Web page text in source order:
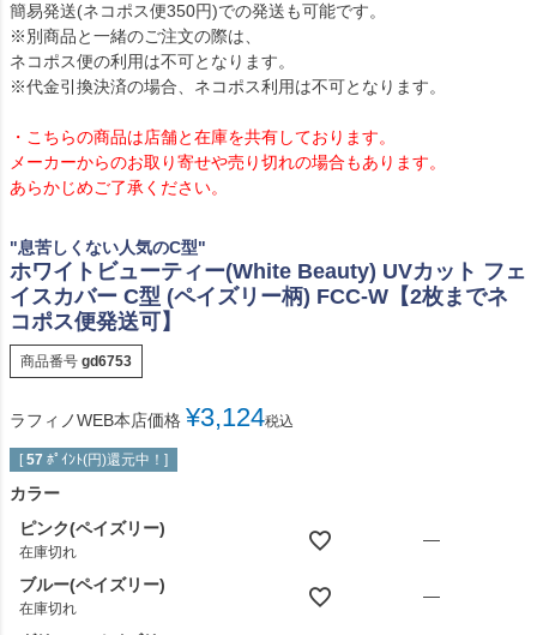
簡易発送(ネコポス便350円)での発送も可能です。
※別商品と一緒のご注文の際は、
ネコポス便の利用は不可となります。
※代金引換決済の場合、ネコポス利用は不可となります。
・こちらの商品は店舗と在庫を共有しております。
メーカーからのお取り寄せや売り切れの場合もあります。
あらかじめご了承ください。
"息苦しくない人気のC型"
ホワイトビューティー(White Beauty) UVカット フェ
イスカバー C型 (ペイズリー柄) FCC-W【2枚までネ
コポス便発送可】
商品番号 gd6753
ラフィノWEB本店価格 ¥3,124税込
[ 57 ﾎﾟｲﾝﾄ(円)還元中！]
カラー
ピンク(ペイズリー)
在庫切れ
—
ブルー(ペイズリー)
在庫切れ
—